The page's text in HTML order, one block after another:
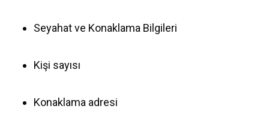
Seyahat ve Konaklama Bilgileri
Kişi sayısı
Konaklama adresi